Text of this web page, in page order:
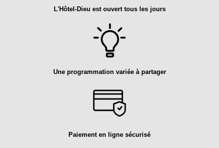
L'Hôtel-Dieu est ouvert tous les jours
Une programmation variée à partager
Paiement en ligne sécurisé